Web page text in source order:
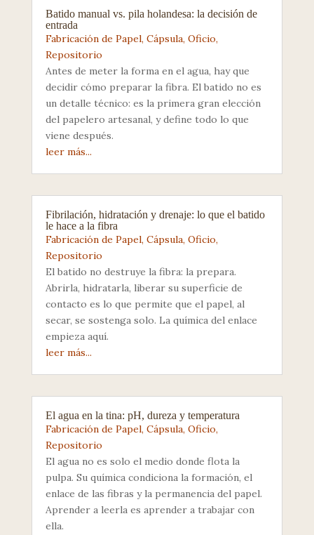
Batido manual vs. pila holandesa: la decisión de
entrada
Fabricación de Papel, Cápsula, Oficio,
Repositorio
Antes de meter la forma en el agua, hay que
decidir cómo preparar la fibra. El batido no es
un detalle técnico: es la primera gran elección
del papelero artesanal, y define todo lo que
viene después.
leer más...
Fibrilación, hidratación y drenaje: lo que el batido
le hace a la fibra
Fabricación de Papel, Cápsula, Oficio,
Repositorio
El batido no destruye la fibra: la prepara.
Abrirla, hidratarla, liberar su superficie de
contacto es lo que permite que el papel, al
secar, se sostenga solo. La química del enlace
empieza aquí.
leer más...
El agua en la tina: pH, dureza y temperatura
Fabricación de Papel, Cápsula, Oficio,
Repositorio
El agua no es solo el medio donde flota la
pulpa. Su química condiciona la formación, el
enlace de las fibras y la permanencia del papel.
Aprender a leerla es aprender a trabajar con
ella.